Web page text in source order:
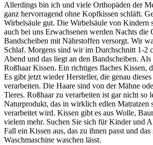
Allerdings bin ich und viele Orthopäden der
ganz hervorragend ohne Kopfkissen schläft.
Wirbelsäule gut. Die Wirbelsäule von Kindern
auch bei uns Erwachsenen werden Nachts die
Bandscheiben mit Nährstoffen versorgt. Wir
Schlaf. Morgens sind wir im Durchschnitt 1-2
Abend und das liegt an den Bandscheiben.
Roßhaar Kissen. Ein richtiges flaches Kissen,
Es gibt jetzt wieder Hersteller, die genau
verarbeiten. Die Haare sind von der Mähne
Tieres. Roßhaar zu verarbeiten ist gar nicht so
Naturprodukt, das in wirklich edlen Matratzen
verarbeitet wird. Kissen gibt es aus Wolle,
vielem mehr. Suchen Sie sich für Kinder und
Fall ein Kissen aus, das zu ihnen passt und
Waschmaschine waschen lässt.